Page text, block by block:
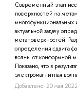
Современный этап
поверхностей на
многофункциональных
актуальной задачу
метаповерхностей.
определения сдвига
волны от конформной
Показано, что в
электромагнитная
Добавлено: 20 мая